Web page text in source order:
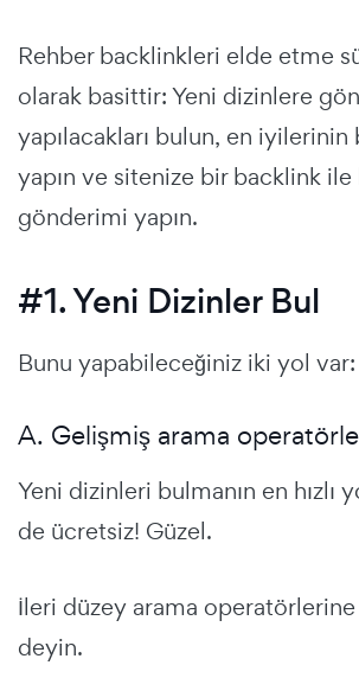
Rehber backlinkleri elde etme
olarak basittir: Yeni dizinlere
yapılacakları bulun, en
yapın ve sitenize bir backlink
gönderimi yapın.
#1. Yeni Dizinler Bul
Bunu yapabileceğiniz iki yol var:
A. Gelişmiş arama
Yeni dizinleri bulmanın en hızlı
de ücretsiz! Güzel.
İleri düzey arama
deyin.